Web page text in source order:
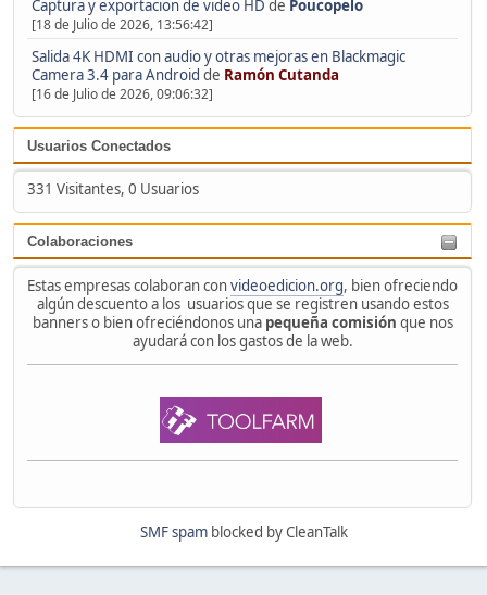
Captura y exportacion de video HD de Poucopelo
[18 de Julio de 2026, 13:56:42]
Salida 4K HDMI con audio y otras mejoras en Blackmagic
Camera 3.4 para Android de Ramón Cutanda
[16 de Julio de 2026, 09:06:32]
Usuarios Conectados
331 Visitantes, 0 Usuarios
Colaboraciones
Estas empresas colaboran convideoedicion.org, bien ofreciendo
algún descuento a los usuarios que se registren usando estos
banners o bien ofreciéndonos una pequeña comisión que nos
ayudará con los gastos de la web.
SMF spamblocked by CleanTalk